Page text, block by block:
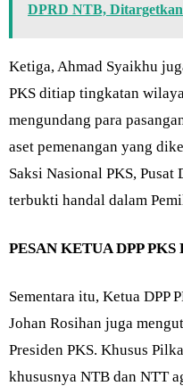
DPRD NTB,
Ketiga, Ahmad Syaikhu
PKS ditiap tingkatan
mengundang para
aset pemenangan yang
Saksi Nasional PKS, Pusat
terbukti handal dalam
PESAN KETUA DPP
Sementara itu, Ketua DPP
Johan Rosihan juga
Presiden PKS. Khusus
khususnya NTB dan NTT